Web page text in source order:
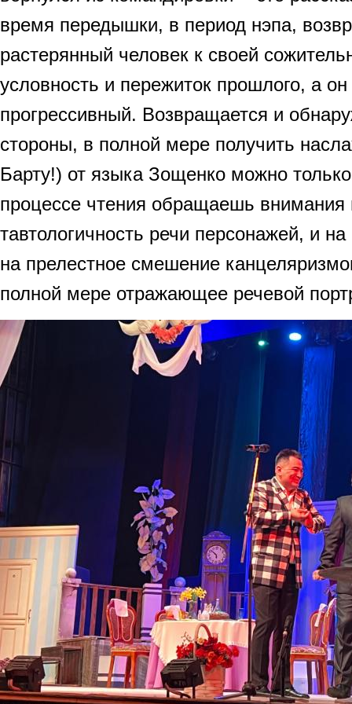
время передышки, в период нэпа,
растерянный человек к своей
условность и пережиток прошлого, а он
прогрессивный. Возвращается и
стороны, в полной мере получить
Барту!) от языка Зощенко можно только
процессе чтения обращаешь
тавтологичность речи персонажей, и
на прелестное смешение
полной мере отражающее речевой